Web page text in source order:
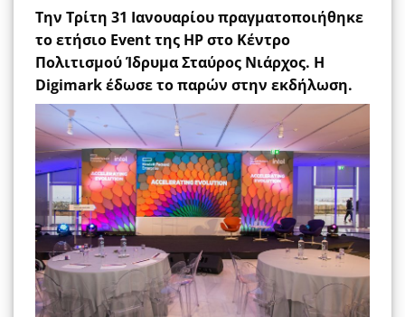
Την Τρίτη 31 Ιανουαρίου πραγματοποιήθηκε
το ετήσιο Event της HP στο Κέντρο
Πολιτισμού Ίδρυμα Σταύρος Νιάρχος. Η
Digimark έδωσε το παρών στην εκδήλωση.